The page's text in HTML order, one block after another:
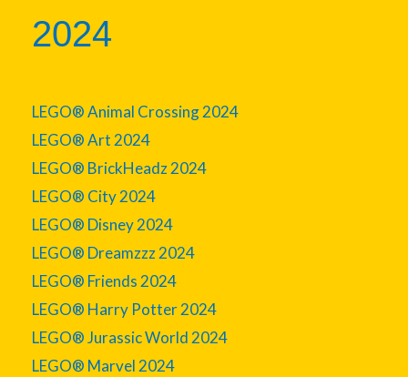
2024
LEGO® Animal Crossing 2024
LEGO® Art 2024
LEGO® BrickHeadz 2024
LEGO® City 2024
LEGO® Disney 2024
LEGO® Dreamzzz 2024
LEGO® Friends 2024
LEGO® Harry Potter 2024
LEGO® Jurassic World 2024
LEGO® Marvel 2024